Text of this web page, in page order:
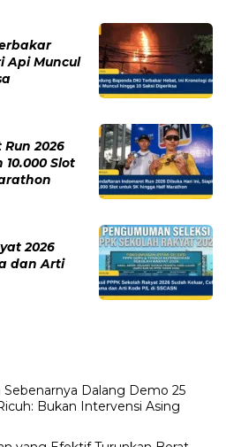
Api Muncul
2026
Slot
2026
dan Arti
Dalang Demo 25
Bukan Intervensi Asing